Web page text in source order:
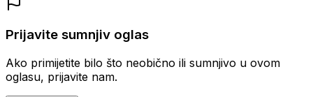
Prijavite sumnjiv oglas
Ako primijetite bilo što neobično ili sumnjivo u ovom
oglasu, prijavite nam.